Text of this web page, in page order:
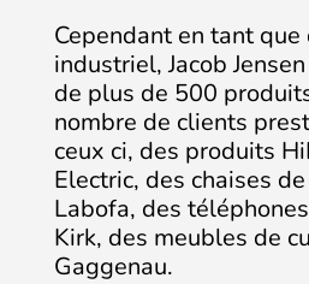
Cependant en tant
industriel, Jacob
de plus de 500
nombre de clients
ceux ci, des produits
Electric, des chaises
Labofa, des
Kirk, des meubles de
Gaggenau.